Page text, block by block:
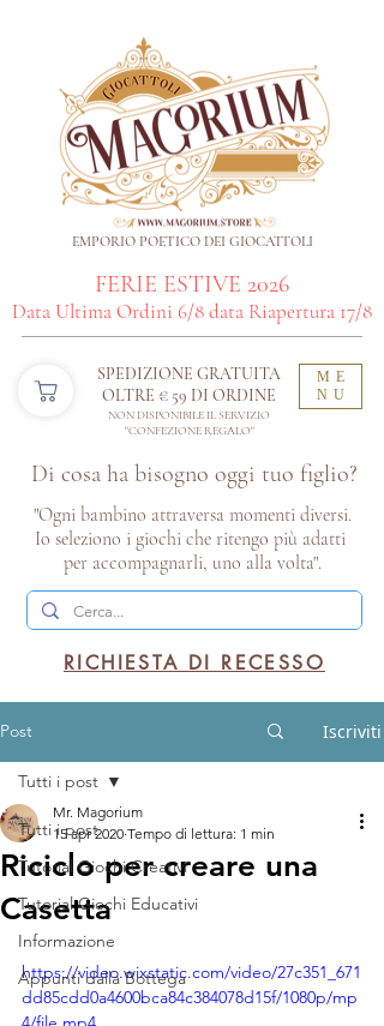
ME
NU
Di cosa ha bisogno oggi tuo figlio?
SPEDIZIONE GRATUITA
OLTRE € 59 DI ORDINE​
NON DISPONIBILE IL SERVIZIO
"CONFEZIONE REGALO"
"Ogni bambino attraversa momenti diversi.
Io seleziono i giochi che ritengo più adatti
per accompagnarli, uno alla volta".
EMPORIO POETICO DEI GIOCATTOLI
RICHIESTA DI RECESSO
FERIE ESTIVE 2026
Data Ultima Ordini 6/8 data Riapertura 17/8
Post Iscriviti
Tutti i post
Tutorial Giochi Creativi
Tutorial Giochi Educativi
Informazione
Appunti dalla Bottega
Tutti i post
Riciclo per creare una
Casetta
Mr. Magorium
15 apr 2020 Tempo di lettura: 1 min
https://video.wixstatic.com/video/27c351_671
dd85cdd0a4600bca84c384078d15f/1080p/mp